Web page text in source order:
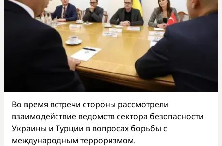
Во время встречи стороны рассмотрели
взаимодействие ведомств сектора безопасности
Украины и Турции в вопросах борьбы с
международным терроризмом.